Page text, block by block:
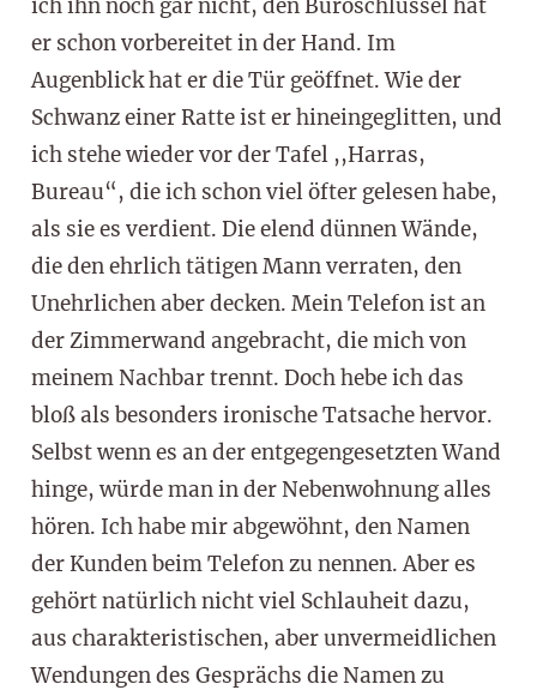
ich ihn noch gar nicht, den Büroschlüssel hat
er schon vorbereitet in der Hand. Im
Augenblick hat er die Tür geöffnet. Wie der
Schwanz einer Ratte ist er hineingeglitten, und
ich stehe wieder vor der Tafel ,,Harras,
Bureau“, die ich schon viel öfter gelesen habe,
als sie es verdient. Die elend dünnen Wände,
die den ehrlich tätigen Mann verraten, den
Unehrlichen aber decken. Mein Telefon ist an
der Zimmerwand angebracht, die mich von
meinem Nachbar trennt. Doch hebe ich das
bloß als besonders ironische Tatsache hervor.
Selbst wenn es an der entgegengesetzten Wand
hinge, würde man in der Nebenwohnung alles
hören. Ich habe mir abgewöhnt, den Namen
der Kunden beim Telefon zu nennen. Aber es
gehört natürlich nicht viel Schlauheit dazu,
aus charakteristischen, aber unvermeidlichen
Wendungen des Gesprächs die Namen zu